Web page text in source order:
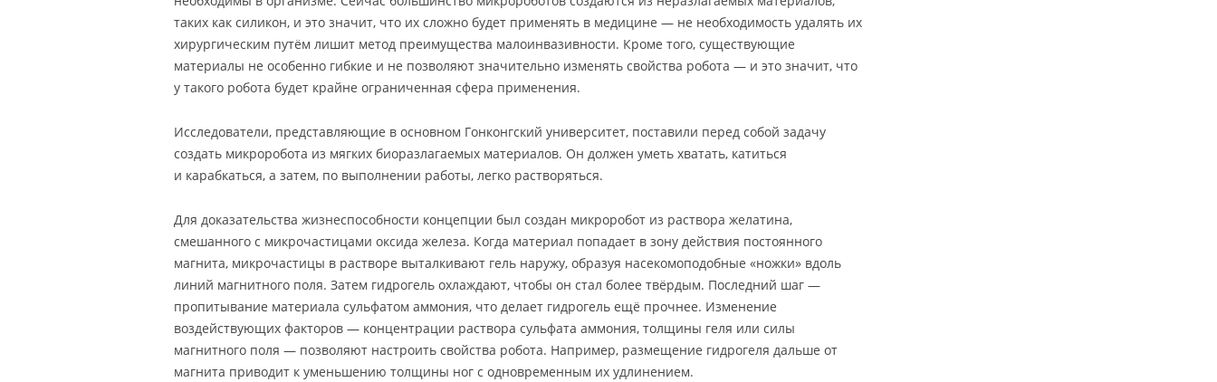
таких как силикон, и это значит, что их сложно будет применять в медицине — не необходимость удалять их
хирургическим путём лишит метод преимущества малоинвазивности. Кроме того, существующие
материалы не особенно гибкие и не позволяют значительно изменять свойства робота — и это значит, что
у такого робота будет крайне ограниченная сфера применения.
Исследователи, представляющие в основном Гонконгский университет, поставили перед собой задачу
создать микроробота из мягких биоразлагаемых материалов. Он должен уметь хватать, катиться
и карабкаться, а затем, по выполнении работы, легко растворяться.
Для доказательства жизнеспособности концепции был создан микроробот из раствора желатина,
смешанного с микрочастицами оксида железа. Когда материал попадает в зону действия постоянного
магнита, микрочастицы в растворе выталкивают гель наружу, образуя насекомоподобные «ножки» вдоль
линий магнитного поля. Затем гидрогель охлаждают, чтобы он стал более твёрдым. Последний шаг —
пропитывание материала сульфатом аммония, что делает гидрогель ещё прочнее. Изменение
воздействующих факторов — концентрации раствора сульфата аммония, толщины геля или силы
магнитного поля — позволяют настроить свойства робота. Например, размещение гидрогеля дальше от
магнита приводит к уменьшению толщины ног с одновременным их удлинением.